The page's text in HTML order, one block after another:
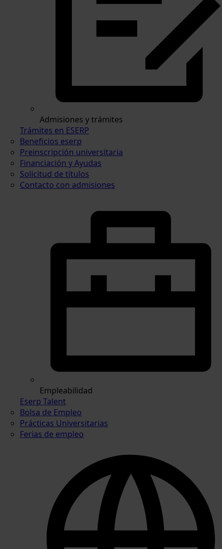
Admisiones y trámites
Trámites en ESERP
Beneficios eserp
Preinscripción universitaria
Financiación y Ayudas
Solicitud de títulos
Contacto con admisiones
Empleabilidad
Eserp Talent
Bolsa de Empleo
Prácticas Universitarias
Ferias de empleo